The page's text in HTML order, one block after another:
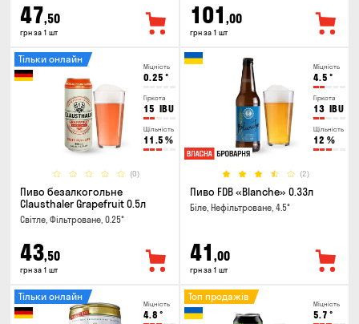
47,50
грн за 1 шт
101 ,00
грн за 1 шт
Міцність
0.25 °
Гіркота
15 IBU
Щільність
11.5 %
(0)
Тільки онлайн
Пиво безалкогольне
Clausthaler Grapefruit 0.5л
Світле, Фільтроване, 0.25°
43,50
грн за 1 шт
Міцність
4.5 °
Гіркота
13 IBU
Щільність
12 %
(2)
Пиво FDB «Blanche» 0.33л
Біле, Нефільтроване, 4.5°
41 ,00
грн за 1 шт
Міцність
4.8 °
Тільки онлайн
Міцність
5.7 °
Топ продажів